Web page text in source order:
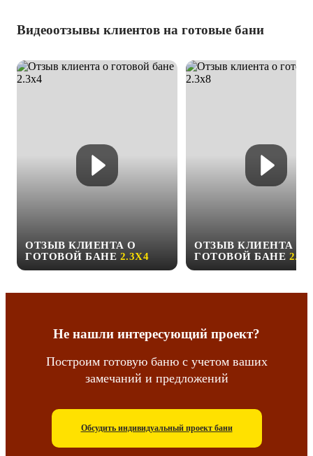
Видеоотзывы клиентов на готовые бани
ОТЗЫВ КЛИЕНТА О
ГОТОВОЙ БАНЕ 2.3Х4
ОТЗЫВ КЛИЕНТА О
ГОТОВОЙ БАНЕ
Не нашли интересующий проект?
Построим готовую баню с учетом ваших
замечаний и предложений
Обсудить индивидуальный проект бани